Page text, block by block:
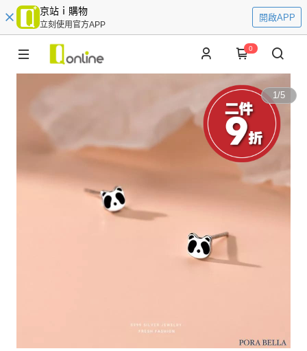
京站ｉ購物
立刻使用官方APP
開啟APP
0
1/5